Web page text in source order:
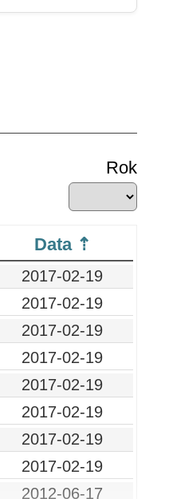
Rok
Data
2017-02-19
2017-02-19
2017-02-19
2017-02-19
2017-02-19
2017-02-19
2017-02-19
2017-02-19
2012-06-17